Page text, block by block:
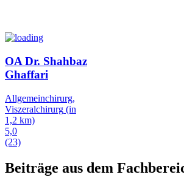
OA Dr. Shahbaz
Ghaffari
Allgemeinchirurg,
Viszeralchirurg (in
1,2 km)
5,0
(23)
Beiträge aus dem